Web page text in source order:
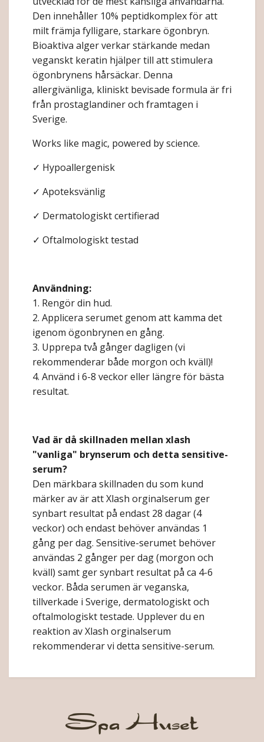
Den innehåller 10% peptidkomplex för att
milt främja fylligare, starkare ögonbryn.
Bioaktiva alger verkar stärkande medan
veganskt keratin hjälper till att stimulera
ögonbrynens hårsäckar. Denna
allergivänliga, kliniskt bevisade formula är fri
från prostaglandiner och framtagen i
Sverige.
Works like magic, powered by science.
✓ Hypoallergenisk
✓ Apoteksvänlig
✓ Dermatologiskt certifierad
✓ Oftalmologiskt testad
Användning:
1. Rengör din hud.
2. Applicera serumet genom att kamma det
igenom ögonbrynen en gång.
3. Upprepa två gånger dagligen (vi
rekommenderar både morgon och kväll)!
4. Använd i 6-8 veckor eller längre för bästa
resultat.
Vad är då skillnaden mellan xlash
"vanliga" brynserum och detta sensitive-
serum?
Den märkbara skillnaden du som kund
märker av är att Xlash orginalserum ger
synbart resultat på endast 28 dagar (4
veckor) och endast behöver användas 1
gång per dag. Sensitive-serumet behöver
användas 2 gånger per dag (morgon och
kväll) samt ger synbart resultat på ca 4-6
veckor. Båda serumen är veganska,
tillverkade i Sverige, dermatologiskt och
oftalmologiskt testade. Upplever du en
reaktion av Xlash orginalserum
rekommenderar vi detta sensitive-serum.